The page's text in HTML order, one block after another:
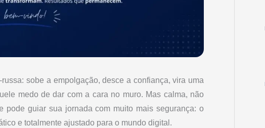
sobe a empolgação, desce a confiança, vira uma
medo de dar com a cara no muro. Mas calma, não
pode guiar sua jornada com muito mais segurança: o
e totalmente ajustado para o mundo digital.